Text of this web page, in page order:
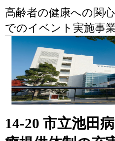
高齢者の健康への関
でのイベント実施事
14-20 市立池田